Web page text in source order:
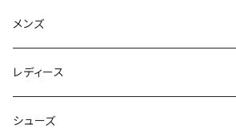
メンズ
Johnbull（ジョンブル）
ROARK（ロアーク）
レディース
Johnbull (ジョンブル)
シューズ